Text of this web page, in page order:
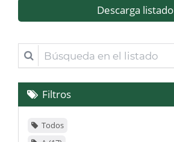
Descarga listado
Búsqueda
en
el
listadoFiltros
Todos